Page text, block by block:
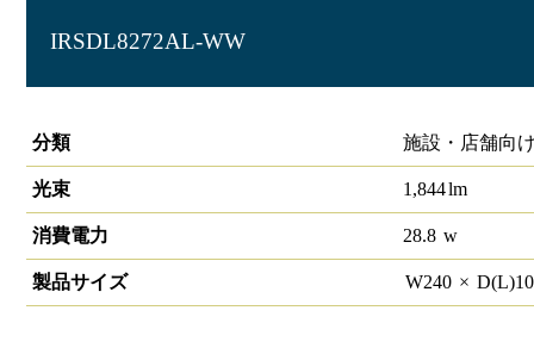
IRSDL8272AL-WW
分類
施設・店舗向
光束 1,844lm
消費電力 28.8 w
製品サイズ W240 × D(L)